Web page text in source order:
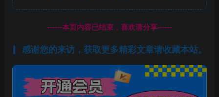
------本页内容已结束，喜欢请分享------
感谢您的来访，获取更多精彩文章请收藏本站。